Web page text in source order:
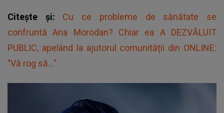
Citește și: Cu ce probleme de sănătate se
confruntă Ana Morodan? Chiar ea A DEZVĂLUIT
PUBLIC, apelând la ajutorul comunității din ONLINE:
"Vă rog să..."